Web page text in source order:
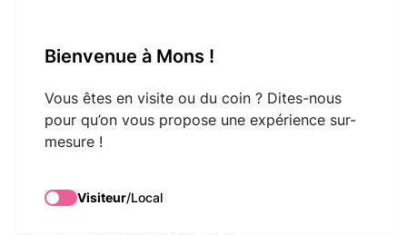
Bienvenue à Mons !
Vous êtes en visite ou du coin ? Dites-nous
pour qu’on vous propose une expérience sur-
mesure !
Visiteur/Local
Sur les traces de
Vincent van Gogh